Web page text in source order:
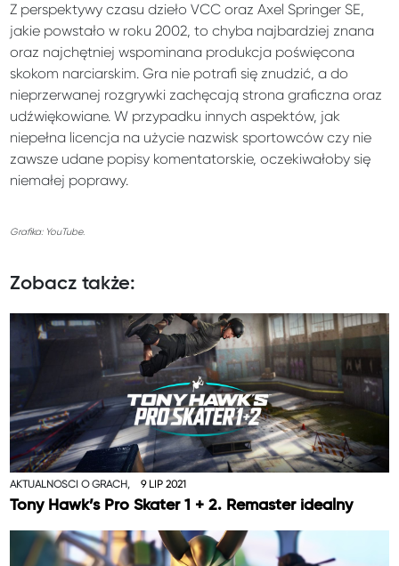
Z perspektywy czasu dzieło VCC oraz Axel Springer SE,
jakie powstało w roku 2002, to chyba najbardziej znana
oraz najchętniej wspominana produkcja poświęcona
skokom narciarskim. Gra nie potrafi się znudzić, a do
nieprzerwanej rozgrywki zachęcają strona graficzna oraz
udźwiękowiane. W przypadku innych aspektów, jak
niepełna licencja na użycie nazwisk sportowców czy nie
zawsze udane popisy komentatorskie, oczekiwałoby się
niemałej poprawy.
Grafika: YouTube.
Zobacz także:
AKTUALNOŚCI O GRACH, 9 LIP 2021
Tony Hawk’s Pro Skater 1 + 2. Remaster idealny